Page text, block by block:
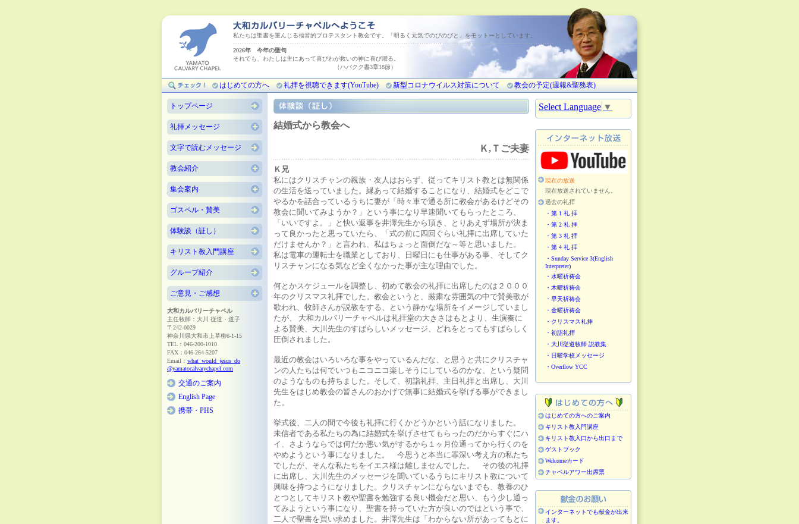
私たちは聖書を重んじる福音的プロテスタント教会です。「明るく元気でのびのびと」をモットーとしています。
2026年 今年の聖句
それでも、わたしは主にあって喜びわが救いの神に喜び躍る。
（ハバクク書3章18節）
はじめての方へ 礼拝を視聴できます(YouTube) 新型コロナウイルス対策について 教会の予定(週報&聖務表)
トップページ
礼拝メッセージ
文字で読むメッセージ
教会紹介
集会案内
ゴスペル・賛美
体験談（証し）
キリスト教入門講座
グループ紹介
ご意見・ご感想
大和カルバリーチャペル
主任牧師：大川 従道・道子
〒242-0029
神奈川県大和市上草柳6-1-15
TEL：046-200-1010
FAX：046-264-5207
Email： what_would_jesus_do
@yamatocalvarychapel.com
交通のご案内
English Page
携帯・PHS
結婚式から教会へ
Ｋ,Ｔご夫妻
Ｋ兄
私にはクリスチャンの親族・友人はおらず、従ってキリスト教とは無関係
の生活を送っていました。縁あって結婚することになり、結婚式をどこで
やるかを話合っているうちに妻が「時々車で通る所に教会があるけどその
教会に聞いてみようか？」という事になり早速聞いてもらったところ、
「いいですよ。」と快い返事を井澤先生から頂き、とりあえず場所が決ま
って良かったと思っていたら、「式の前に四回ぐらい礼拝に出席していた
だけませんか？」と言われ、私はちょっと面倒だな～等と思いました。
私は電車の運転士を職業としており、日曜日にも仕事がある事、そしてク
リスチャンになる気など全くなかった事が主な理由でした。
何とかスケジュールを調整し、初めて教会の礼拝に出席したのは２０００
年のクリスマス礼拝でした。教会というと、厳粛な雰囲気の中で賛美歌が
歌われ、牧師さんが説教をする、という静かな場所をイメージしていまし
たが、 大和カルバリーチャペルは礼拝堂の大きさはもとより、生演奏に
よる賛美、大川先生のすばらしいメッセージ、どれをとってもすばらしく
圧倒されました。
最近の教会はいろいろな事をやっているんだな、と思うと共にクリスチャ
ンの人たちは何でいつもニコニコ楽しそうにしているのかな、という疑問
のようなものも持ちました。そして、初詣礼拝、主日礼拝と出席し、大川
先生をはじめ教会の皆さんのおかげで無事に結婚式を挙げる事ができまし
た。
挙式後、二人の間で今後も礼拝に行くかどうかという話になりました。
未信者である私たちの為に結婚式を挙げさせてもらったのだからすぐにハ
イ、さようならでは何だか悪い気がするから１ヶ月位通ってから行くのを
やめようという事になりました。 今思うと本当に罪深い考え方の私たち
でしたが、そんな私たちをイエス様は離しませんでした。 その後の礼拝
に出席し、大川先生のメッセージを聞いているうちにキリスト教について
興味を持つようになりました。クリスチャンにならないまでも、教養のひ
とつとしてキリスト教や聖書を勉強する良い機会だと思い、もう少し通っ
てみようという事になり、聖書を持っていた方が良いのではという事で、
二人で聖書を買い求めました。井澤先生は「わからない所があってもとに
Select Language ▼
現在の放送
現在放送されていません。
過去の礼拝
・第 1 礼 拝
・第 2 礼 拝
・第 3 礼 拝
・第 4 礼 拝
・Sunday Service 3(English
Interpreter)
・水曜祈祷会
・木曜祈祷会
・早天祈祷会
・金曜祈祷会
・クリスマス礼拝
・初詣礼拝
・大川従道牧師 説教集
・日曜学校メッセージ
・Overflow YCC
はじめての方へのご案内
キリスト教入門講座
キリスト教入口から出口まで
ゲストブック
Welcomeカード
チャペルアワー出席票
インターネットでも献金が出来
ます。